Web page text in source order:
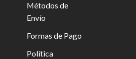
Métodos de
Envío
Formas de Pago
Política